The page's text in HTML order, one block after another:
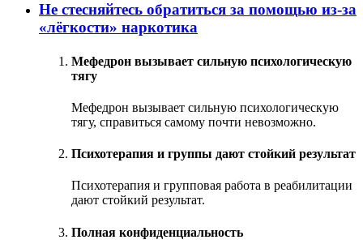
Не стесняйтесь обратиться за помощью из‑за
«лёгкости» наркотика
Мефедрон вызывает сильную психологическую
тягу
Мефедрон вызывает сильную психологическую
тягу, справиться самому почти невозможно.
Психотерапия и группы дают стойкий результат
Психотерапия и групповая работа в реабилитации
дают стойкий результат.
Полная конфиденциальность